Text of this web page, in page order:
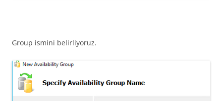
Group ismini belirliyoruz.